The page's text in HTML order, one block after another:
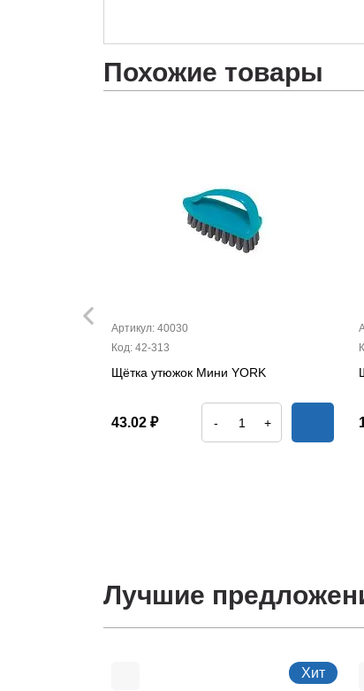
Похожие товары
Артикул: 40030
Код: 42-313
Щётка утюжок Мини YORK
43.02 ₽ - +
Лучшие
Хит